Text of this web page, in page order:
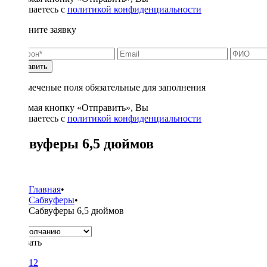
соглашаетесь с политикой конфиденциальности
Заполните заявку
Отправить
* - отмеченые поля обязательные для заполнения
Нажимая кнопку «Отправить», Вы
соглашаетесь с политикой конфиденциальности
Сабвуферы 6,5 дюймов
Главная•
Сабвуферы•
Сабвуферы 6,5 дюймов
Показать
12